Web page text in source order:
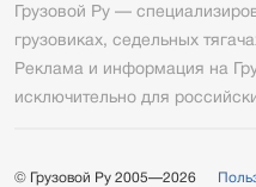
Грузовой Ру —
грузовиках, седельных
Реклама и информация на
исключительно для
© Грузовой Ру 2005—2026